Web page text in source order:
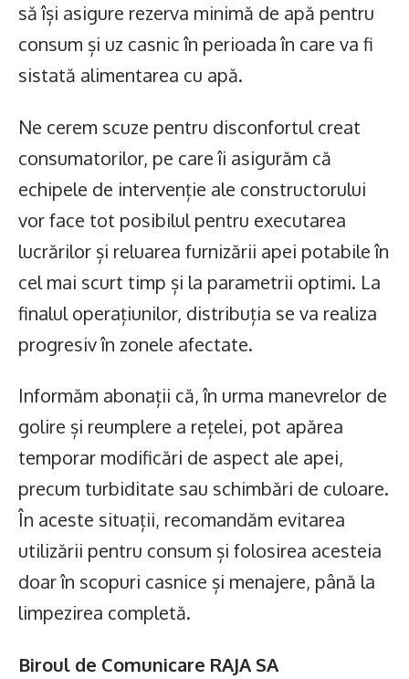
să își asigure rezerva minimă de apă pentru
consum și uz casnic în perioada în care va fi
sistată alimentarea cu apă.
Ne cerem scuze pentru disconfortul creat
consumatorilor, pe care îi asigurăm că
echipele de intervenție ale constructorului
vor face tot posibilul pentru executarea
lucrărilor și reluarea furnizării apei potabile în
cel mai scurt timp și la parametrii optimi. La
finalul operațiunilor, distribuția se va realiza
progresiv în zonele afectate.
Informăm abonații că, în urma manevrelor de
golire și reumplere a rețelei, pot apărea
temporar modificări de aspect ale apei,
precum turbiditate sau schimbări de culoare.
În aceste situații, recomandăm evitarea
utilizării pentru consum și folosirea acesteia
doar în scopuri casnice și menajere, până la
limpezirea completă.
Biroul de Comunicare RAJA SA